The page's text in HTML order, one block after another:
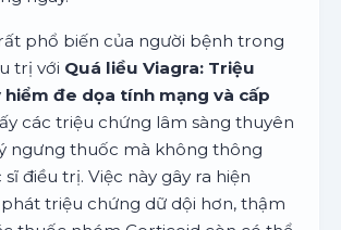
phổ biến của người bệnh trong
trị với Quá liều Viagra: Triệu
hiểm đe dọa tính mạng và cấp
các triệu chứng lâm sàng thuyên
ngưng thuốc mà không thông
điều trị. Việc này gây ra hiện
triệu chứng dữ dội hơn, thậm